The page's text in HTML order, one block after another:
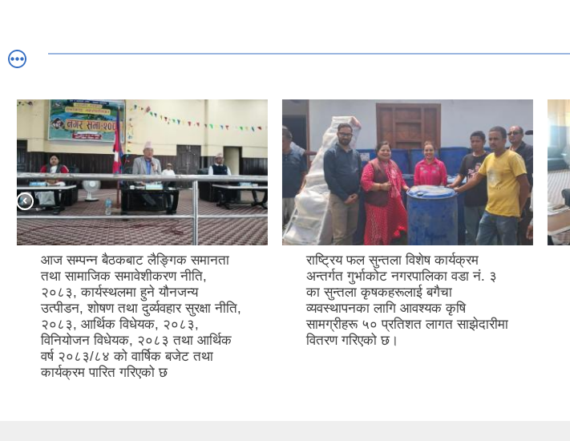
आज सम्पन्न बैठकबाट लैङ्गिक समानता
तथा सामाजिक समावेशीकरण नीति,
२०८३, कार्यस्थलमा हुने यौनजन्य
उत्पीडन, शोषण तथा दुर्व्यवहार सुरक्षा नीति,
२०८३, आर्थिक विधेयक, २०८३,
विनियोजन विधेयक, २०८३ तथा आर्थिक
वर्ष २०८३/८४ को वार्षिक बजेट तथा
कार्यक्रम पारित गरिएको छ
राष्ट्रिय फल सुन्तला विशेष कार्यक्रम
अन्तर्गत गुर्भाकोट नगरपालिका वडा नं. ३
का सुन्तला कृषकहरूलाई बगैचा
व्यवस्थापनका लागि आवश्यक कृषि
सामग्रीहरू ५० प्रतिशत लागत साझेदारीमा
वितरण गरिएको छ।